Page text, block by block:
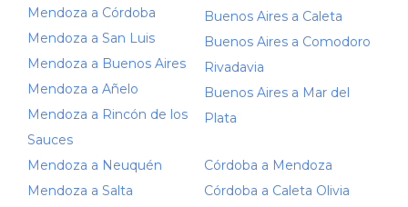
Mendoza a Córdoba
Mendoza a San Luis
Mendoza a Buenos Aires
Mendoza a Añelo
Mendoza a Rincón de los
Sauces
Mendoza a Neuquén
Mendoza a Salta
Buenos Aires a Caleta
Buenos Aires a Comodoro
Rivadavia
Buenos Aires a Mar del
Plata
Córdoba a Mendoza
Córdoba a Caleta Olivia